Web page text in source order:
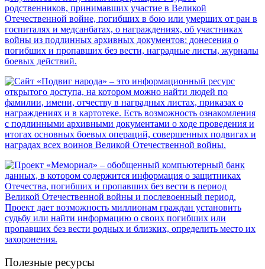
Полезные ресурсы